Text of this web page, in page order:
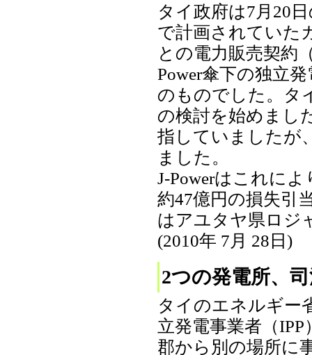
タイ政府は7月20
で計画されていた
との電力販売契約
Power傘下の独立
のものでした。タ
の検討を始めまし
指していましたが
ました。
J-Powerはこれに
約47億円の損失引
はアユタヤ県ロジ
(2010年 7月 28日)
2つの発電所、
タイのエネルギー
立発電事業者（
郡から別の場所に